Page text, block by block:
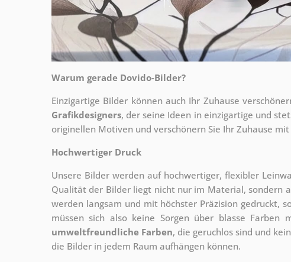
Warum gerade Dovido-Bilder?
Einzigartige Bilder können auch Ihr Zuhause
Grafikdesigners, der seine Ideen in einzigartige und
originellen Motiven und verschönern Sie Ihr Zuhause
Hochwertiger Druck
Unsere Bilder werden auf hochwertiger, flexibler
Qualität der Bilder liegt nicht nur im Material, sondern
werden langsam und mit höchster Präzision gedruckt,
müssen sich also keine Sorgen über blasse Farben
umweltfreundliche Farben, die geruchlos sind und
die Bilder in jedem Raum aufhängen können.